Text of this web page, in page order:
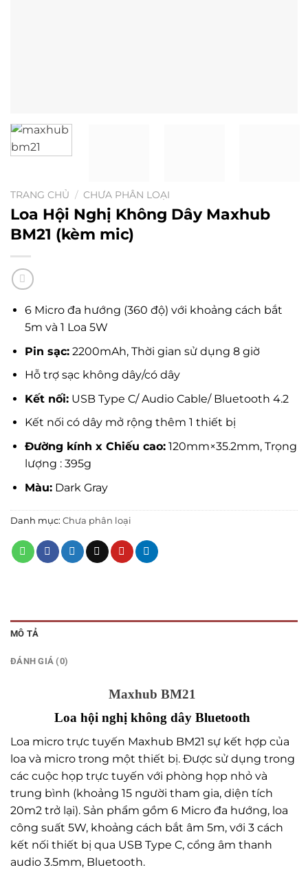
TRANG CHỦ / CHƯA PHÂN LOẠI
Loa Hội Nghị Không Dây Maxhub
BM21 (kèm mic)
6 Micro đa hướng (360 độ) với khoảng cách bắt
5m và 1 Loa 5W
Pin sạc:2200mAh, Thời gian sử dụng 8 giờ
Hỗ trợ sạc không dây/có dây
Kết nối:USB Type C/ Audio Cable/ Bluetooth 4.2
Kết nối có dây mở rộng thêm 1 thiết bị
Đường kính x Chiếu cao:120mm×35.2mm, Trọng
lượng : 395g
Màu:Dark Gray
Danh mục: Chưa phân loại
MÔ TẢ
ĐÁNH GIÁ (0)
Maxhub BM21
Loa hội nghị không dây Bluetooth
Loa micro trực tuyến Maxhub BM21 sự kết hợp của
loa và micro trong một thiết bị. Được sử dụng trong
các cuộc họp trực tuyến với phòng họp nhỏ và
trung bình (khoảng 15 người tham gia, diện tích
20m2 trở lại). Sản phẩm gồm 6 Micro đa hướng, loa
công suất 5W, khoảng cách bắt âm 5m, với 3 cách
kết nối thiết bị qua USB Type C, cổng âm thanh
audio 3.5mm, Bluetooth.